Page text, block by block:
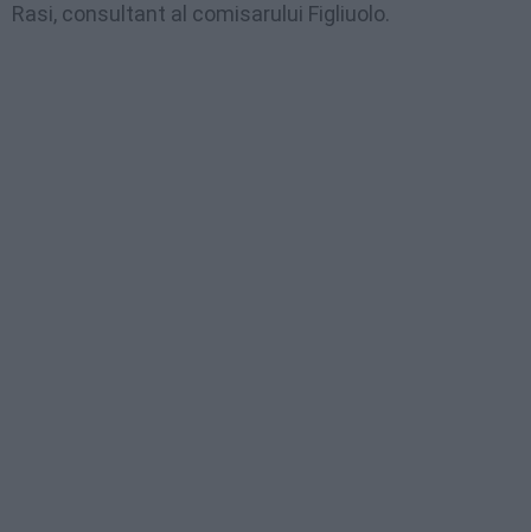
Rasi, consultant al comisarului Figliuolo.